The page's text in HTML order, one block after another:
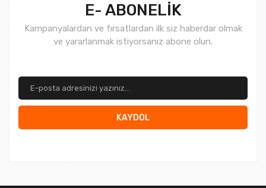
E- ABONELİK
Kampanyalardan ve fırsatlardan ilk siz haberdar olmak
ve yararlanmak istiyorsanız abone olun.
KAYDOL